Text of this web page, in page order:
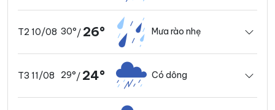
T2 10/08 30°/ 26° Mưa rào nhẹ
T3 11/08 29°/ 24° Có dông